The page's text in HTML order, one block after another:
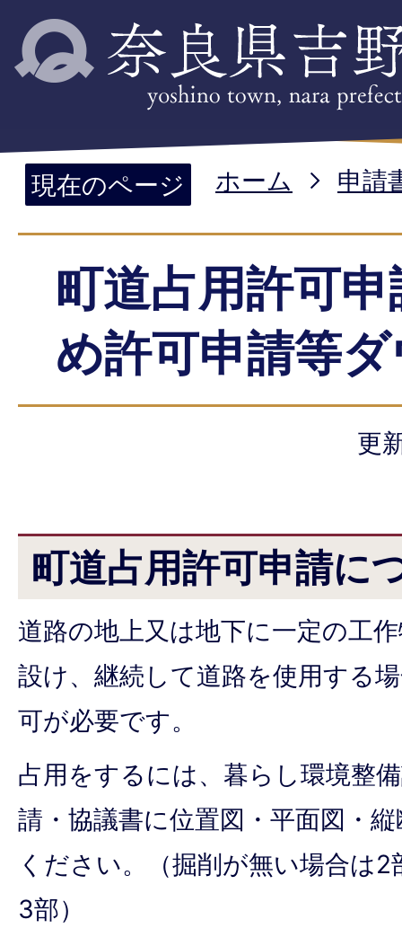
現在のページ ホーム 申請
町道占用許可
め許可申請等
更
町道占用許可申請に
道路の地上又は地下に一定の工
設け、継続して道路を使用する
可が必要です。
占用をするには、暮らし環境整
請・協議書に位置図・平面図・
ください。（掘削が無い場合は
3部）